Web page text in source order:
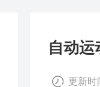
自动
更新时